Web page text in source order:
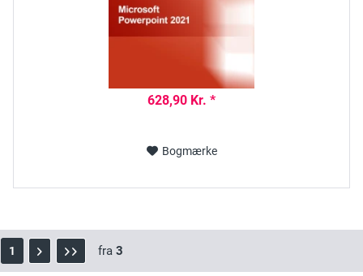
628,90 Kr. *
Bogmærke
1 fra 3